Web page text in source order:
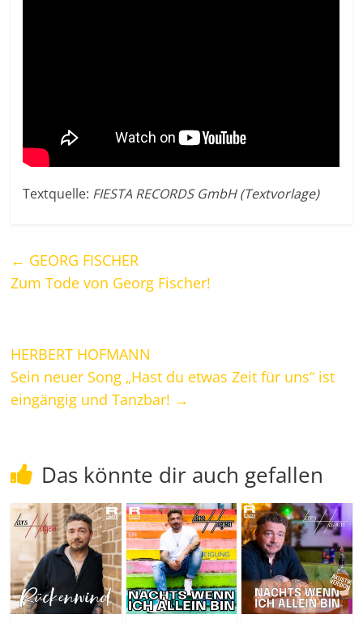
Textquelle: FIESTA RECORDS GmbH (Textvorlage)
← GEORG FISCHER
Zum Tode von Georg Fischer!
HERBERT HOFMANN
Sein neuer Song „Hast du etwas Zeit für uns“ ist
eingängig und Tanzbar! →
Das könnte dir auch gefallen